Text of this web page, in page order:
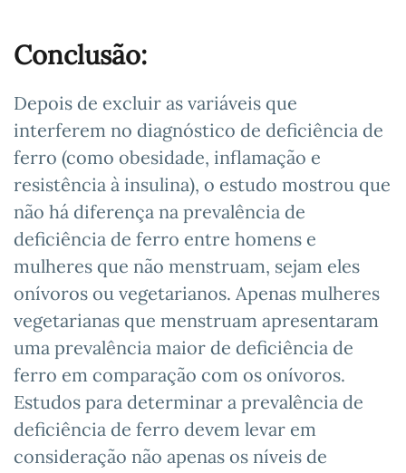
Conclusão:
Depois de excluir as variáveis que
interferem no diagnóstico de deficiência de
ferro (como obesidade, inflamação e
resistência à insulina), o estudo mostrou que
não há diferença na prevalência de
deficiência de ferro entre homens e
mulheres que não menstruam, sejam eles
onívoros ou vegetarianos. Apenas mulheres
vegetarianas que menstruam apresentaram
uma prevalência maior de deficiência de
ferro em comparação com os onívoros.
Estudos para determinar a prevalência de
deficiência de ferro devem levar em
consideração não apenas os níveis de